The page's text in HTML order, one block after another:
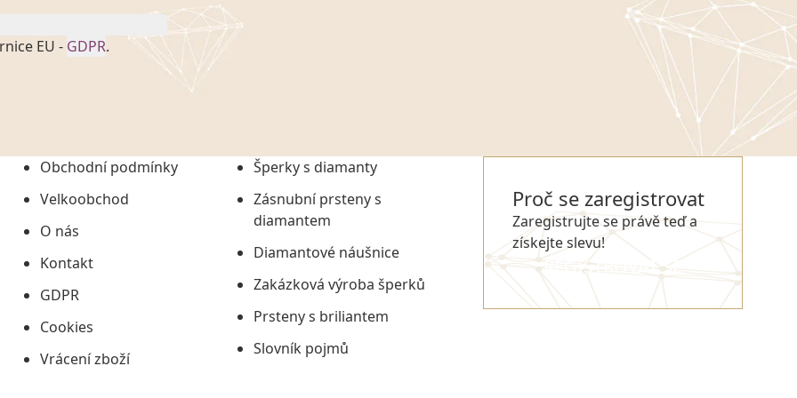
EU - GDPR.
č. 101/2000 Sb. v
uchováním veškerých
údajů či jako jeho
informací, nejdéle
Obchodní podmínky
Velkoobchod
O nás
Kontakt
GDPR
Cookies
Vrácení zboží
Šperky s diamanty
Zásnubní prsteny s
diamantem
Diamantové náušnice
Zakázková výroba šperků
Prsteny s briliantem
Slovník pojmů
Proč se zaregistrovat
Zaregistrujte se právě teď a
získejte slevu!
REGISTROVAT SE